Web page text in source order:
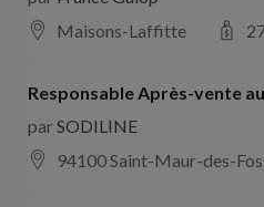
Maisons-Laffitte
Responsable Après-vente
parSODILINE
94100 Saint-Maur-des-